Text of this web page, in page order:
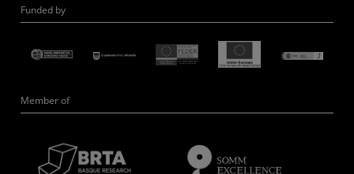
Funded by
Member of